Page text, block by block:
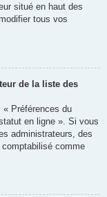
situé en haut des
tous vos
de la liste des
« Préférences du
en ligne ». Si vous
administrateurs, des
comme